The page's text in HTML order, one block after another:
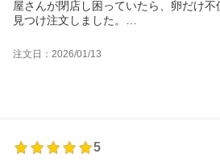
屋さんが閉店し困っていたら、卵だけ
見つけ注文しました。
市販の生クリームなどで手作りしまし
ました。何種類のアレルギー除去してく
解凍時間を計算してなくて配送が間に
注文日：2026/01/13
5